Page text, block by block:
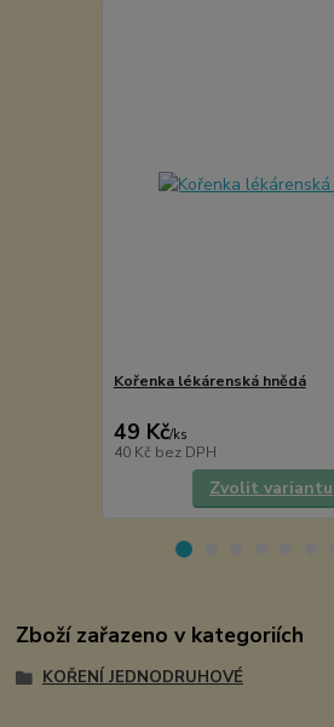
Kořenka lékárenská hnědá
49 Kč/ks
40 Kč bez DPH
Zvolit variantu
Zboží zařazeno v kategoriích
KOŘENÍ JEDNODRUHOVÉ